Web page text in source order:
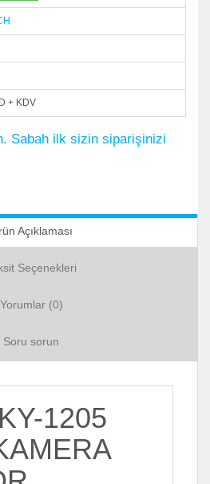
+ KDV
Sabah ilk sizin siparişinizi
Açıklaması
Seçenekleri
Yorumlar (0)
Soru sorun
1205